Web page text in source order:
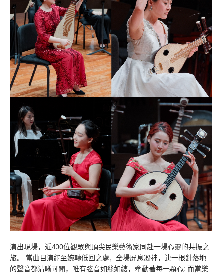
演出現場，近400位觀眾與頂尖民樂藝術家同赴一場心靈的共振之
旅。 當曲目演繹至婉轉低回之處，全場屏息凝神，連一根針落地
的聲音都清晰可聞，唯有弦音如絲如縷，牽動著每一顆心; 而當樂